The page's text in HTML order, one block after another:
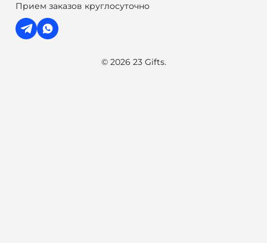
Прием заказов круглосуточно
© 2026 23 Gifts.